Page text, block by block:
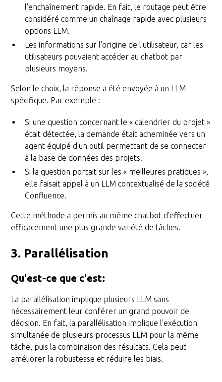
l'enchaînement rapide. En fait, le routage peut être
considéré comme un chaînage rapide avec plusieurs
options LLM.
Les informations sur l'origine de l'utilisateur, car les
utilisateurs pouvaient accéder au chatbot par
plusieurs moyens.
Selon le choix, la réponse a été envoyée à un LLM
spécifique. Par exemple :
Si une question concernant le « calendrier du projet »
était détectée, la demande était acheminée vers un
agent équipé d'un outil permettant de se connecter
à la base de données des projets.
Si la question portait sur les « meilleures pratiques »,
elle faisait appel à un LLM contextualisé de la société
Confluence.
Cette méthode a permis au même chatbot d'effectuer
efficacement une plus grande variété de tâches.
3. Parallélisation
Qu'est-ce que c'est:
La parallélisation implique plusieurs LLM sans
nécessairement leur conférer un grand pouvoir de
décision. En fait, la parallélisation implique l'exécution
simultanée de plusieurs processus LLM pour la même
tâche, puis la combinaison des résultats. Cela peut
améliorer la robustesse et réduire les biais.